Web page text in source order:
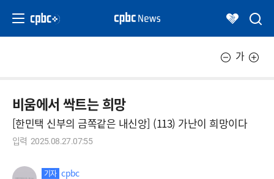
가
비움에서 싹트는 희망
[한민택 신부의 금쪽같은 내신앙] (113) 가난이 희망이다
입력 2025.08.27.07:55
기자 cpbc